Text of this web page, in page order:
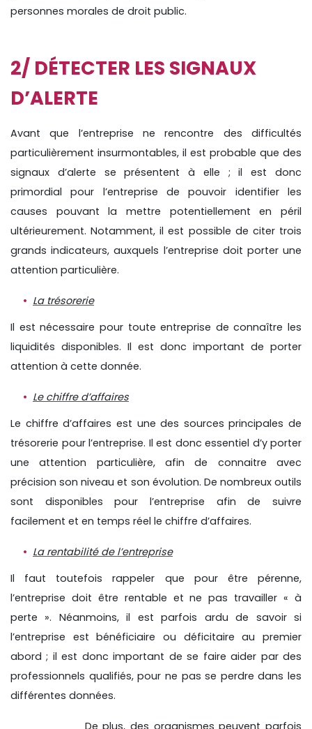
personnes morales de droit public.
2/ DÉTECTER LES SIGNAUX
D’ALERTE
Avant que l’entreprise ne rencontre des difficultés
particulièrement insurmontables, il est probable que des
signaux d’alerte se présentent à elle ; il est donc
primordial pour l’entreprise de pouvoir identifier les
causes pouvant la mettre potentiellement en péril
ultérieurement. Notamment, il est possible de citer trois
grands indicateurs, auxquels l’entreprise doit porter une
attention particulière.
La trésorerie
Il est nécessaire pour toute entreprise de connaître les
liquidités disponibles. Il est donc important de porter
attention à cette donnée.
Le chiffre d’affaires
Le chiffre d’affaires est une des sources principales de
trésorerie pour l’entreprise. Il est donc essentiel d’y porter
une attention particulière, afin de connaitre avec
précision son niveau et son évolution. De nombreux outils
sont disponibles pour l’entreprise afin de suivre
facilement et en temps réel le chiffre d’affaires.
La rentabilité de l’entreprise
Il faut toutefois rappeler que pour être pérenne,
l’entreprise doit être rentable et ne pas travailler « à
perte ». Néanmoins, il est parfois ardu de savoir si
l’entreprise est bénéficiaire ou déficitaire au premier
abord ; il est donc important de se faire aider par des
professionnels qualifiés, pour ne pas se perdre dans les
différentes données.